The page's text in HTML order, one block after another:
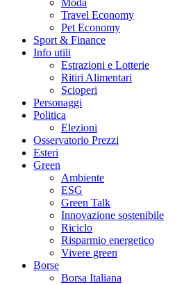
Moda
Travel Economy
Pet Economy
Sport & Finance
Info utili
Estrazioni e Lotterie
Ritiri Alimentari
Scioperi
Personaggi
Politica
Elezioni
Osservatorio Prezzi
Esteri
Green
Ambiente
ESG
Green Talk
Innovazione sostenibile
Riciclo
Risparmio energetico
Vivere green
Borse
Borsa Italiana